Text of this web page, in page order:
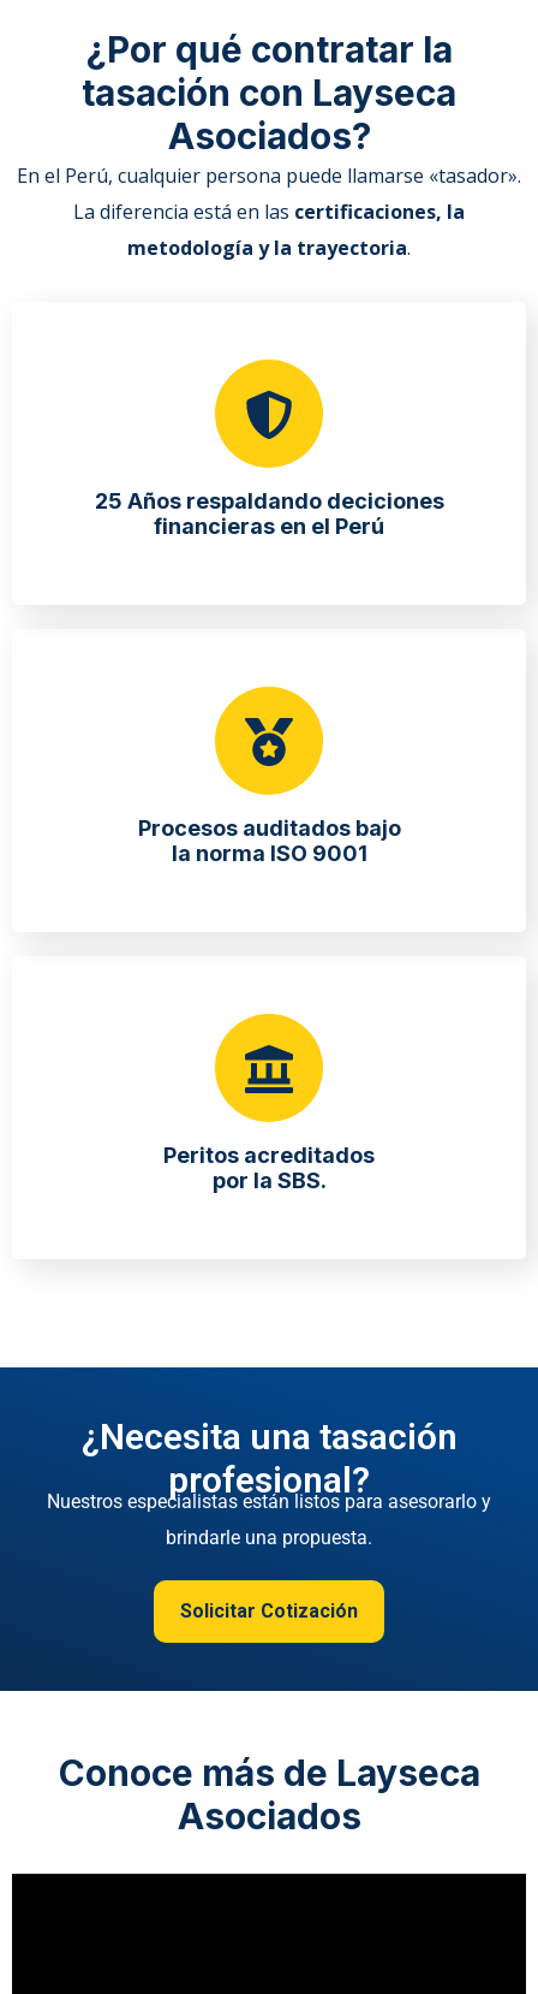
¿Por qué contratar la
tasación con Layseca
Asociados?
En el Perú, cualquier persona puede llamarse «tasador».
La diferencia está en las certificaciones, la
metodología y la trayectoria.
25 Años respaldando deciciones
financieras en el Perú
Procesos auditados bajo
la norma ISO 9001
Peritos acreditados
por la SBS.
¿Necesita una tasación
profesional?
Nuestros especialistas están listos para asesorarlo y
brindarle una propuesta.
Solicitar Cotización
Conoce más de Layseca
Asociados